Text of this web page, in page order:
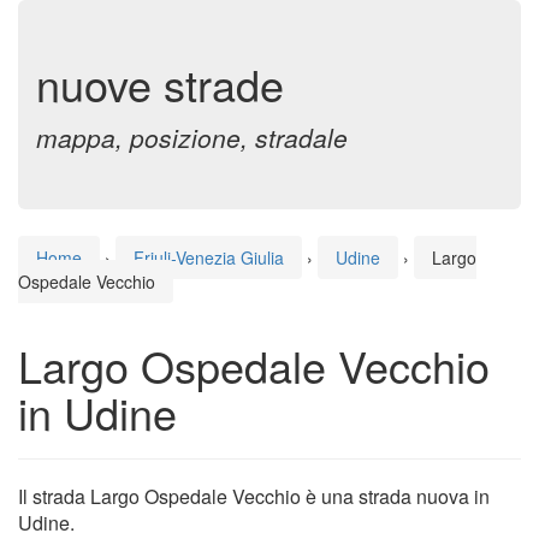
nuove strade
mappa, posizione, stradale
Home › Friuli-Venezia Giulia › Udine ›
Largo
Ospedale Vecchio
Largo Ospedale Vecchio
in Udine
Il strada Largo Ospedale Vecchio è una strada nuova in
Udine.